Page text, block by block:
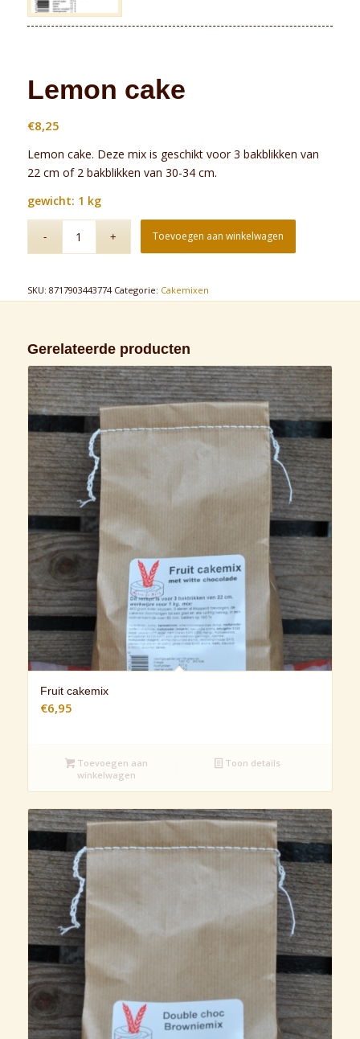
Lemon cake
€8,25
Lemon cake. Deze mix is geschikt voor 3 bakblikken van
22 cm of 2 bakblikken van 30-34 cm.
gewicht: 1 kg
Toevoegen aan winkelwagen
SKU: 8717903443774 Categorie: Cakemixen
Gerelateerde producten
Fruit cakemix
€6,95
Toevoegen aan
winkelwagen
Toon details